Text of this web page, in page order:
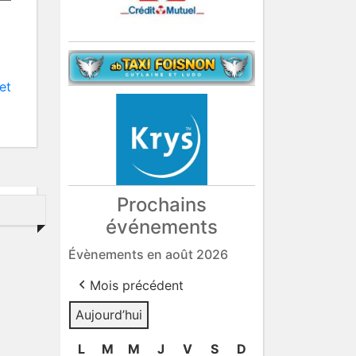
Prochains
événements
Évènements en août 2026
Mois précédent
Aujourd’hui
L lundi
M mardi
M mercredi
J jeudi
V vendredi
S samedi
D